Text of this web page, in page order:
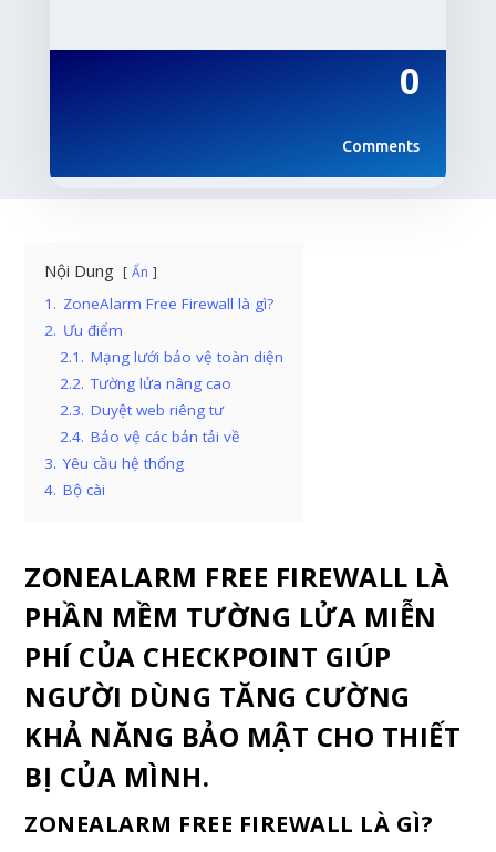
0
Comments
Nội Dung Ẩn
1. ZoneAlarm Free Firewall là gì?
2. Ưu điểm
2.1. Mạng lưới bảo vệ toàn diện
2.2. Tường lửa nâng cao
2.3. Duyệt web riêng tư
2.4. Bảo vệ các bản tải về
3. Yêu cầu hệ thống
4. Bộ cài
ZONEALARM FREE FIREWALL LÀ
PHẦN MỀM TƯỜNG LỬA MIỄN
PHÍ CỦA CHECKPOINT GIÚP
NGƯỜI DÙNG TĂNG CƯỜNG
KHẢ NĂNG BẢO MẬT CHO THIẾT
BỊ CỦA MÌNH.
ZONEALARM FREE FIREWALL LÀ GÌ?